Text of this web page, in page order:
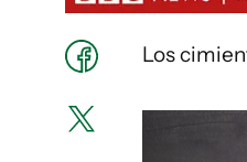
Los